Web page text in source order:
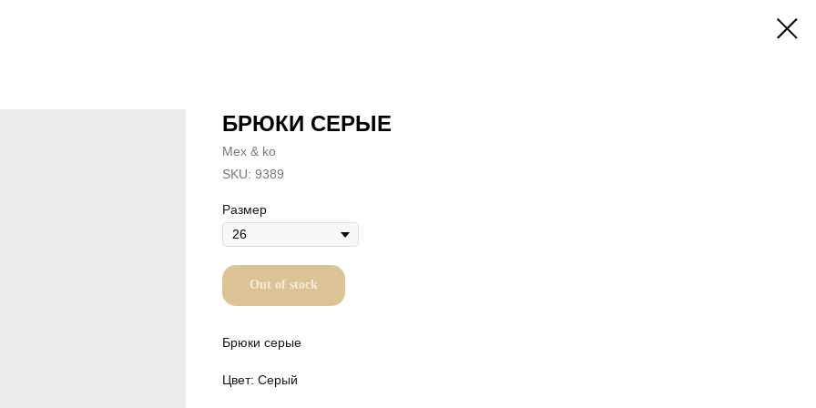
БРЮКИ СЕРЫЕ
Mex & ko
SKU: 9389
Размер
Out of stock
Брюки серые
Цвет: Серый